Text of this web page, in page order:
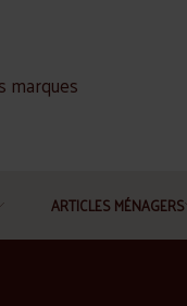
marques
ARTICLES MÉNAGERS